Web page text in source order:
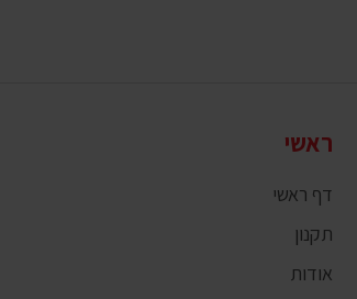
ראשי
דף ראשי
תקנון
אודות